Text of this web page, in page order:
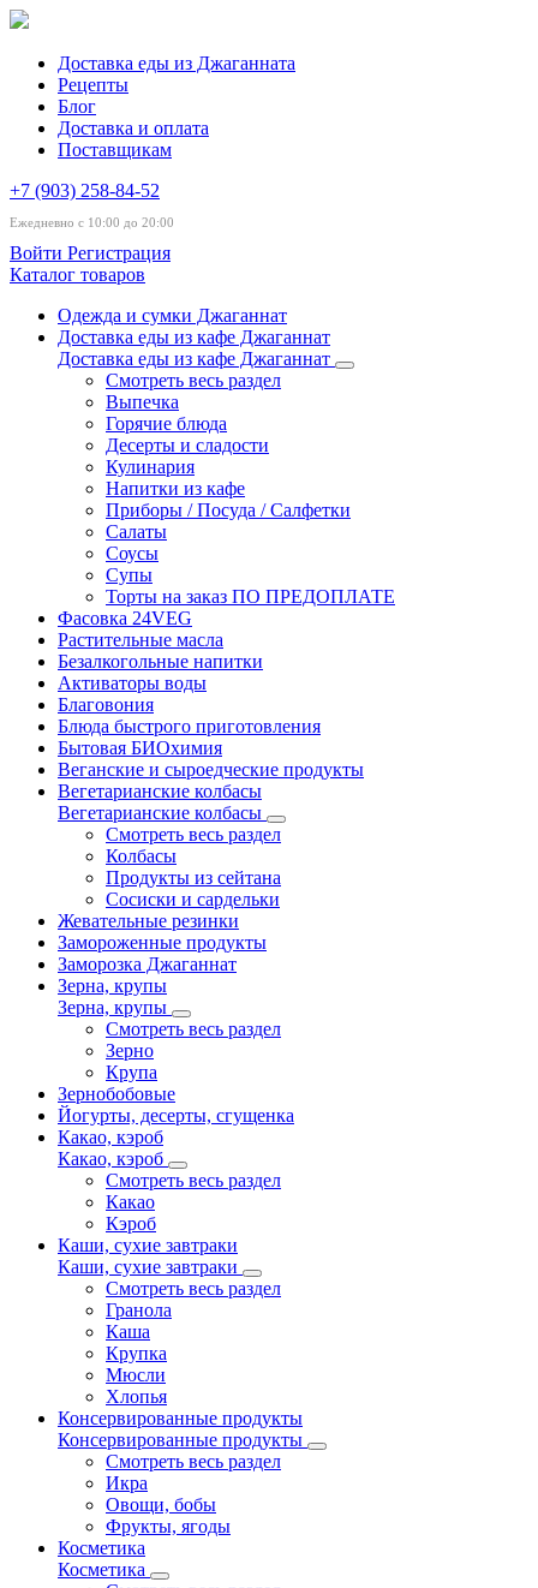
Доставка еды из Джаганната
Рецепты
Блог
Доставка и оплата
Поставщикам
+7 (903) 258-84-52
Ежедневно с 10:00 до 20:00
Войти Регистрация
Каталог товаров
Одежда и сумки Джаганнат
Доставка еды из кафе Джаганнат
Доставка еды из кафе Джаганнат
Смотреть весь раздел
Выпечка
Горячие блюда
Десерты и сладости
Кулинария
Напитки из кафе
Приборы / Посуда / Салфетки
Салаты
Соусы
Супы
Торты на заказ ПО ПРЕДОПЛАТЕ
Фасовка 24VEG
Растительные масла
Безалкогольные напитки
Активаторы воды
Благовония
Блюда быстрого приготовления
Бытовая БИОхимия
Веганские и сыроедческие продукты
Вегетарианские колбасы
Вегетарианские колбасы
Смотреть весь раздел
Колбасы
Продукты из сейтана
Сосиски и сардельки
Жевательные резинки
Замороженные продукты
Заморозка Джаганнат
Зерна, крупы
Зерна, крупы
Смотреть весь раздел
Зерно
Крупа
Зернобобовые
Йогурты, десерты, сгущенка
Какао, кэроб
Какао, кэроб
Смотреть весь раздел
Какао
Кэроб
Каши, сухие завтраки
Каши, сухие завтраки
Смотреть весь раздел
Гранола
Каша
Крупка
Мюсли
Хлопья
Консервированные продукты
Консервированные продукты
Смотреть весь раздел
Икра
Овощи, бобы
Фрукты, ягоды
Косметика
Косметика